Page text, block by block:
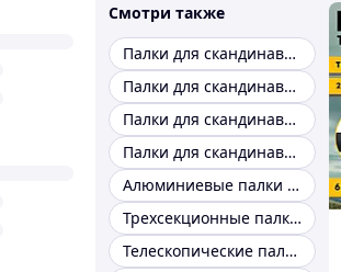
Смотри также
Палки для скандинавской ходьбы
Палки для скандинавской ходьбы карбон
Палки для скандинавской ходьбы складные
Палки для скандинавской ходьбы leki
Алюминиевые палки для скандинавской ходьбы
Трехсекционные палки для скандинавской ходьбы
Телескопические палки для скандинавской ходьбы